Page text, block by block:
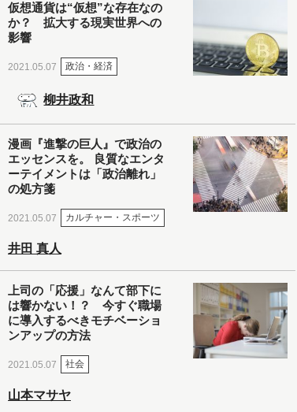
仮想通貨は“仮想”な存在なの
か？ 拡大する現実世界への
影響
2021.05.07 政治・経済
柳井政和
漫画『進撃の巨人』で政治の
エッセンスを。 良質なエンタ
ーテイメントは「政治離れ」
の処方箋
2021.05.07 カルチャー・スポーツ
井田 真人
上司の「応援」なんて部下に
は響かない！？ 今すぐ職場
に導入するべきモチベーショ
ンアップの方法
2021.05.07 社会
山本マサヤ